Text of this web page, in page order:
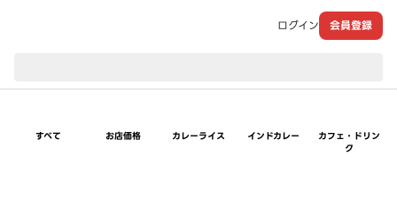
ログイン 会員登録
すべて お店価格 カレーライス インドカレー
カフェ・ドリン
ク